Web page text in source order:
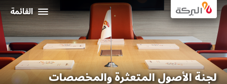
Al Baraka
القائمة
عن البركة
علاقات المستثمرين
لجنة الأصول المتعثرة والمخصصات